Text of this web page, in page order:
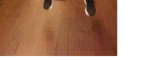
ラグジュアリーな空間で涼
やかなSpecial女子会を！
INTERSECT BY LEXUS –